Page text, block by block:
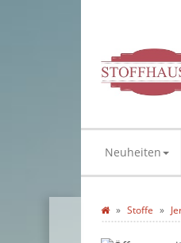
Neuheiten
Stoffe